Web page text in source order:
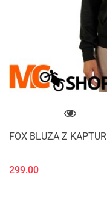
FOX BLUZA Z
299.00